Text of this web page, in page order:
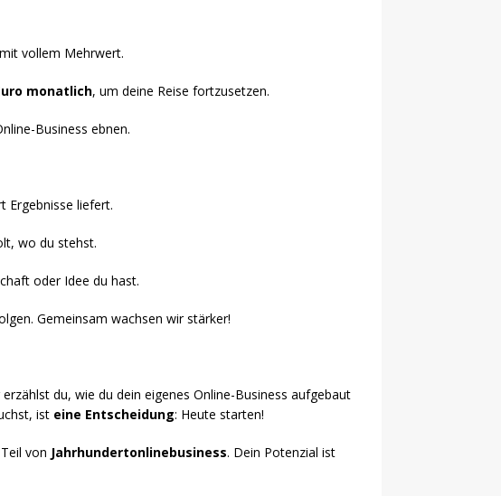
vollem Mehrwert.
monatlich, um deine Reise fortzusetzen.
Business ebnen.
Ergebnisse liefert.
wo du stehst.
oder Idee du hast.
Gemeinsam wachsen wir stärker!
du, wie du dein eigenes Online-Business aufgebaut
ist eine Entscheidung: Heute starten!
von Jahrhundertonlinebusiness. Dein Potenzial ist